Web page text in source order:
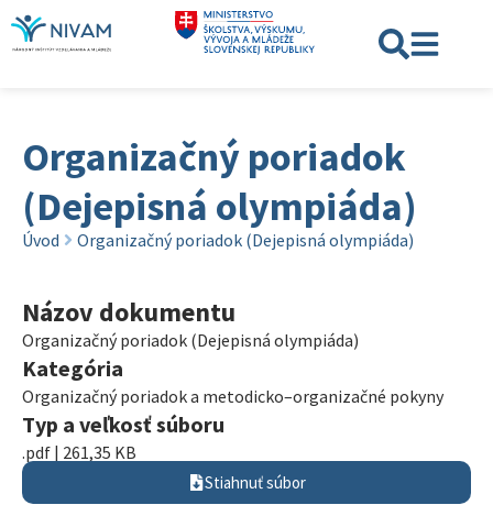
Organizačný poriadok
(Dejepisná olympiáda)
Úvod Organizačný poriadok (Dejepisná olympiáda)
Názov dokumentu
Organizačný poriadok (Dejepisná olympiáda)
Kategória
Organizačný poriadok a metodicko–organizačné pokyny
Typ a veľkosť súboru
.pdf | 261,35 KB
Stiahnuť súbor